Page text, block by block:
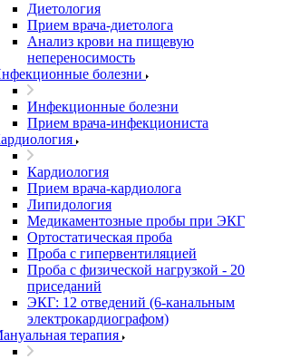
Диетология
Прием врача-диетолога
Анализ крови на пищевую
непереносимость
болезни
Инфекционные болезни
Прием врача-инфекциониста
Кардиология
Прием врача-кардиолога
Липидология
Медикаментозные пробы при ЭКГ
Ортостатическая проба
Проба с гипервентиляцией
Проба с физической нагрузкой - 20
приседаний
ЭКГ: 12 отведений (6-канальным
электрокардиографом)
терапия